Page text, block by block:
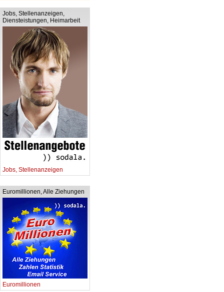
Jobs, Stellenanzeigen,
Diensteistungen, Heimarbeit
Jobs, Stellenanzeigen
Euromillionen, Alle Ziehungen
Euromillionen